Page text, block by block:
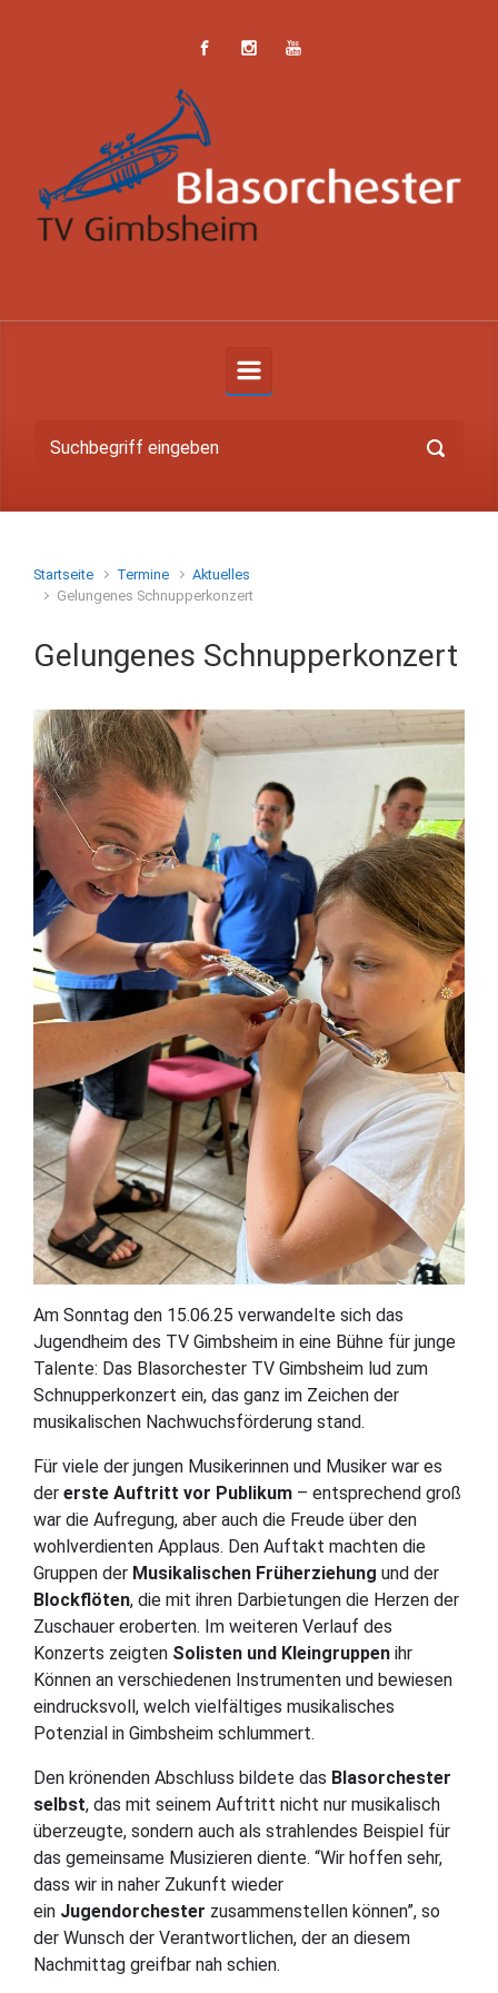
Startseite Termine
Aktuelles
Gelungenes Schnupperkonzert
Gelungenes Schnupperkonzert
Am Sonntag den 15.06.25 verwandelte sich das
Jugendheim des TV Gimbsheim in eine Bühne für junge
Talente: Das Blasorchester TV Gimbsheim lud zum
Schnupperkonzert ein, das ganz im Zeichen der
musikalischen Nachwuchsförderung stand.
Für viele der jungen Musikerinnen und Musiker war es
der erste Auftritt vor Publikum – entsprechend groß
war die Aufregung, aber auch die Freude über den
wohlverdienten Applaus. Den Auftakt machten die
Gruppen der Musikalischen Früherziehung und der
Blockflöten, die mit ihren Darbietungen die Herzen der
Zuschauer eroberten. Im weiteren Verlauf des
Konzerts zeigten Solisten und Kleingruppen ihr
Können an verschiedenen Instrumenten und bewiesen
eindrucksvoll, welch vielfältiges musikalisches
Potenzial in Gimbsheim schlummert.
Den krönenden Abschluss bildete das Blasorchester
selbst, das mit seinem Auftritt nicht nur musikalisch
überzeugte, sondern auch als strahlendes Beispiel für
das gemeinsame Musizieren diente. “Wir hoffen sehr,
dass wir in naher Zukunft wieder
ein Jugendorchester zusammenstellen können”, so
der Wunsch der Verantwortlichen, der an diesem
Nachmittag greifbar nah schien.